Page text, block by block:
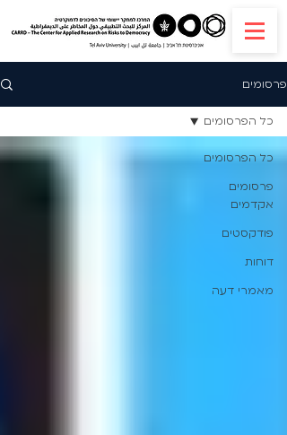
פרסומים
כל הפרסומים
פרסומים
אקדמים
פודקסטים
דוחות
מאמרי דעה
כל הפרסומים